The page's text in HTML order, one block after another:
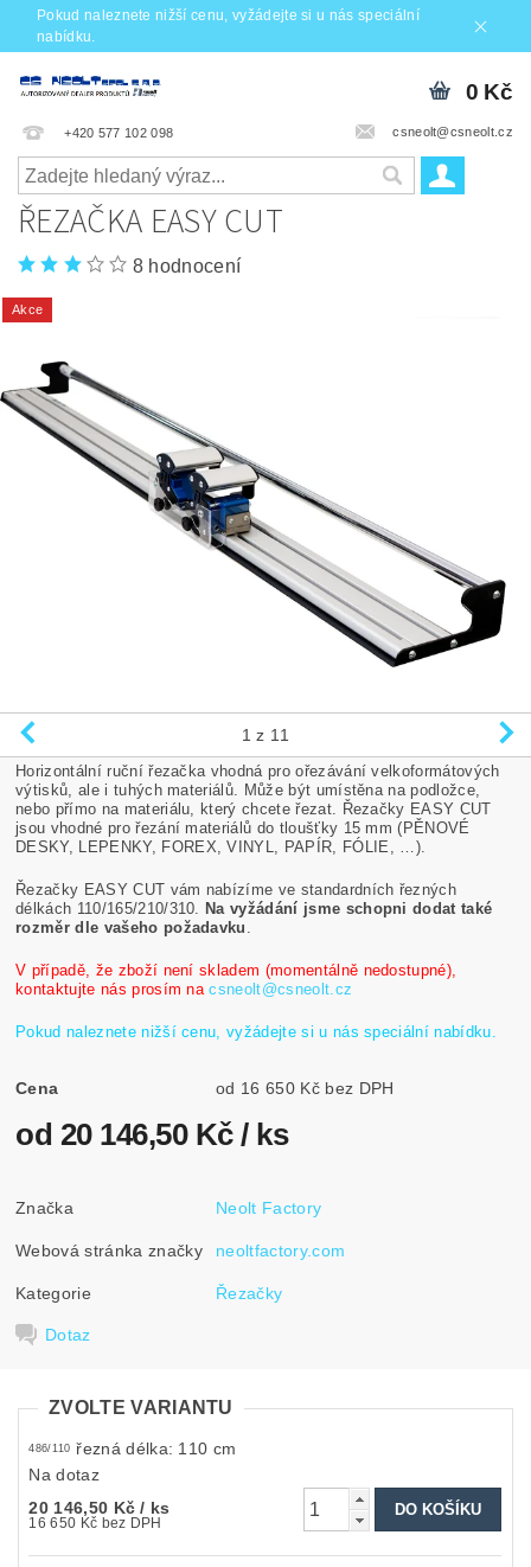
Pokud naleznete nižší cenu, vyžádejte si u nás speciální
nabídku.
+420 577 102 098 csneolt@csneolt.cz
0 Kč
ŘEZAČKA EASY CUT
8 hodnocení
Akce
1 z 11
Horizontální ruční řezačka vhodná pro ořezávání velkoformátových
výtisků, ale i tuhých materiálů. Může být umístěna na podložce,
nebo přímo na materiálu, který chcete řezat. Řezačky EASY CUT
jsou vhodné pro řezání materiálů do tloušťky 15 mm (PĚNOVÉ
DESKY, LEPENKY, FOREX, VINYL, PAPÍR, FÓLIE, …).
Řezačky EASY CUT vám nabízíme ve standardních řezných
délkách 110/165/210/310.
Na vyžádání jsme schopni dodat také
rozměr dle vašeho požadavku
V případě, že zboží není skladem (momentálně nedostupné),
kontaktujte nás prosím nacsneolt@csneolt.cz
Pokud naleznete nižší cenu, vyžádejte si u nás speciální nabídku.
Cena od 16 650 Kč bez DPH
od 20 146,50 Kč/ ks
Značka Neolt Factory
Webová stránka značky neoltfactory.com
Kategorie Řezačky
Dotaz
ZVOLTE VARIANTU
486/110 řezná délka: 110 cm
Na dotaz
20 146,50 Kč/ ks
16 650 Kč bez DPH